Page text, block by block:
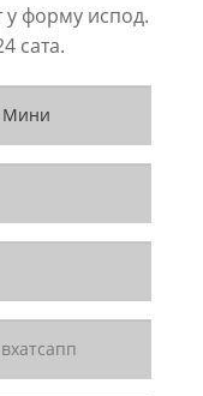
у форму испод.
сата.